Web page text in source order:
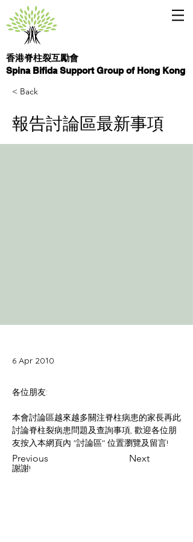
香港脊柱裂互勵會
Spina Bifida Support Group of Hong Kong
< Back
報告討論區最新事項
6 Apr 2010
Previous Next
本會討論區越來越多關注脊柱病患的家長再此
討論脊柱裂病患問題及查詢事項, 歡迎各位朋
謝謝!